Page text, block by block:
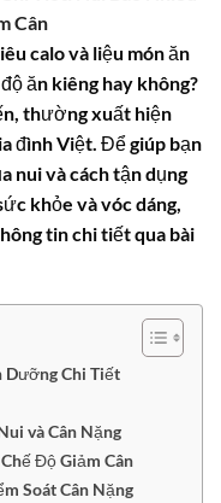
Cân
calovà liệu món ăn
ăn kiêng hay không?
thường xuất hiện
đình Việt. Để giúp bạn
nui và cách tận dụng
khỏe và vóc dáng,
tin chi tiết qua bài
Dưỡng Chi Tiết
và Cân Nặng
Độ Giảm Cân
Soát Cân Nặng